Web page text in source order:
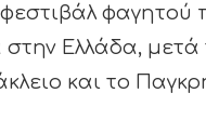
φαγητού
στην Ελλάδα,
και το